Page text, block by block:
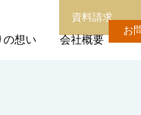
資料請求
の想い 会社概要
お